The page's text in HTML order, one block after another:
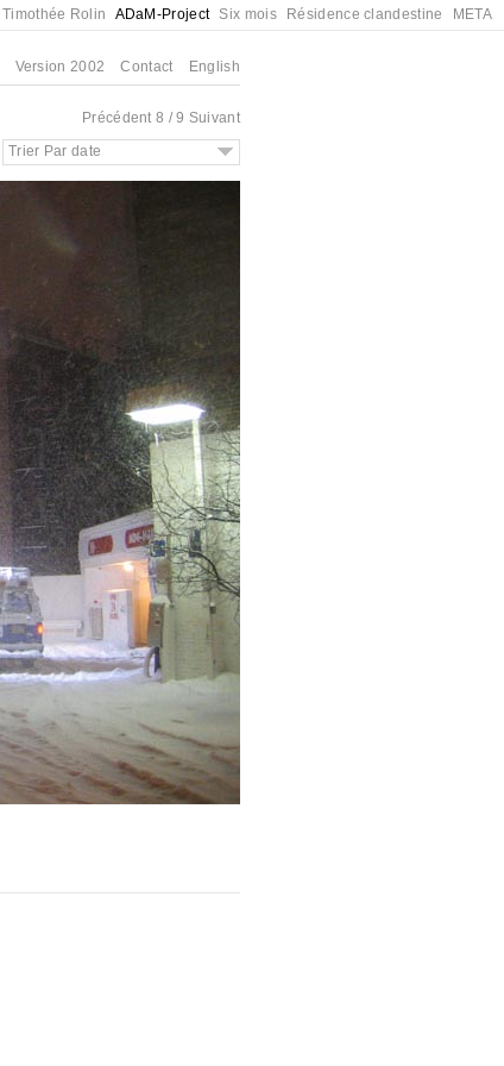
Timothée Rolin ADaM-Project Six mois Résidence clandestine META
Version 2002 Contact English
Précédent 8 / 9 Suivant
Trier Par date